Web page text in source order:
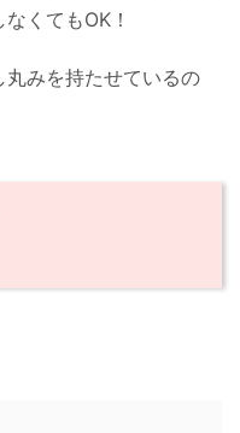
くてもOK！
みを持たせているの